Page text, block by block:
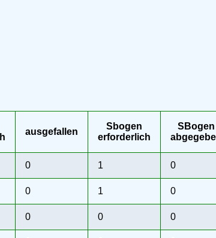
ausgefallen
Sbogen
erforderlich
SBogen
0 1 0
0 1 0
0 0 0